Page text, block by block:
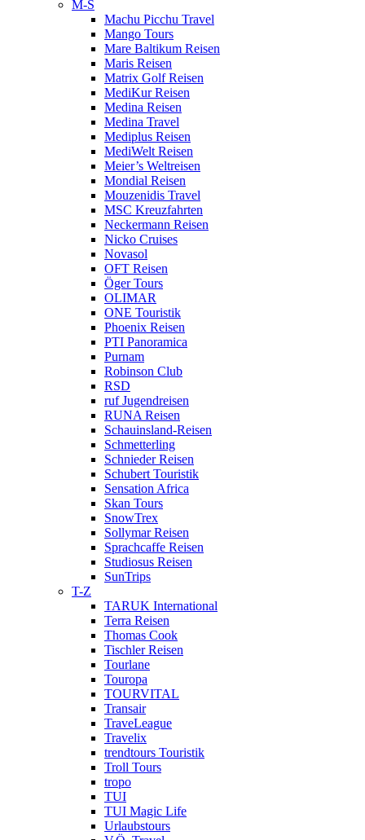
M-S
Machu Picchu Travel
Mango Tours
Mare Baltikum Reisen
Maris Reisen
Matrix Golf Reisen
MediKur Reisen
Medina Reisen
Medina Travel
Mediplus Reisen
MediWelt Reisen
Meier’s Weltreisen
Mondial Reisen
Mouzenidis Travel
MSC Kreuzfahrten
Neckermann Reisen
Nicko Cruises
Novasol
OFT Reisen
Öger Tours
OLIMAR
ONE Touristik
Phoenix Reisen
PTI Panoramica
Purnam
Robinson Club
RSD
ruf Jugendreisen
RUNA Reisen
Schauinsland-Reisen
Schmetterling
Schnieder Reisen
Schubert Touristik
Sensation Africa
Skan Tours
SnowTrex
Sollymar Reisen
Sprachcaffe Reisen
Studiosus Reisen
SunTrips
T-Z
TARUK International
Terra Reisen
Thomas Cook
Tischler Reisen
Tourlane
Touropa
TOURVITAL
Transair
TraveLeague
Travelix
trendtours Touristik
Troll Tours
tropo
TUI
TUI Magic Life
Urlaubstours